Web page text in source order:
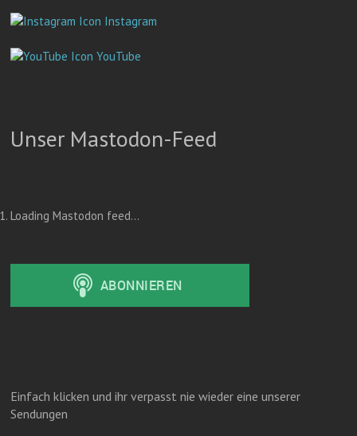
Instagram
YouTube
Unser Mastodon-Feed
Loading Mastodon feed...
Einfach klicken und ihr verpasst nie wieder eine unserer
Sendungen